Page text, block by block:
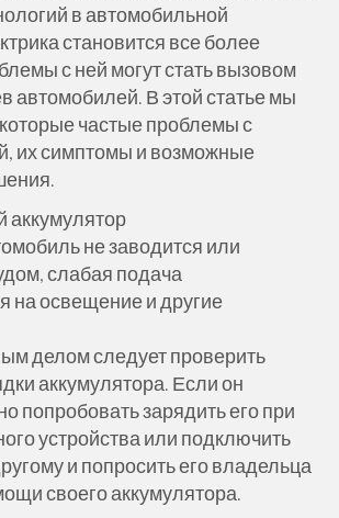
в автомобильной
становится все более
с ней могут стать вызовом
автомобилей. В этой статье мы
частые проблемы с
их симптомы и возможные
аккумулятор
не заводится или
слабая подача
на освещение и другие
делом следует проверить
аккумулятора. Если он
попробовать зарядить его при
устройства или подключить
и попросить его владельца
своего аккумулятора.